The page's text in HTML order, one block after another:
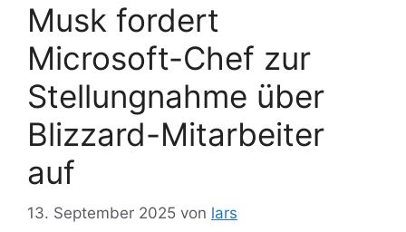
Musk fordert
Microsoft-Chef zur
Stellungnahme über
Blizzard-Mitarbeiter
auf
13. September 2025 von lars